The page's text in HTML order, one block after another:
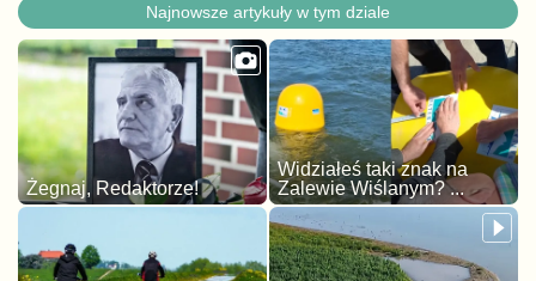
Najnowsze artykuły w tym dziale
Żegnaj, Redaktorze!
Widziałeś taki znak na
Zalewie Wiślanym? ...